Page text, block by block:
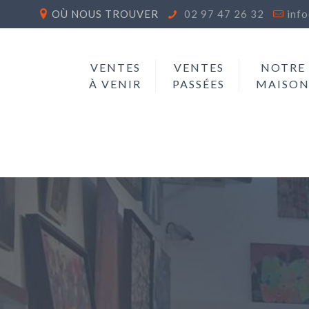
OÙ NOUS TROUVER 02 97 47 26 32
VENTES
À VENIR
VENTES
PASSÉES
NOTRE